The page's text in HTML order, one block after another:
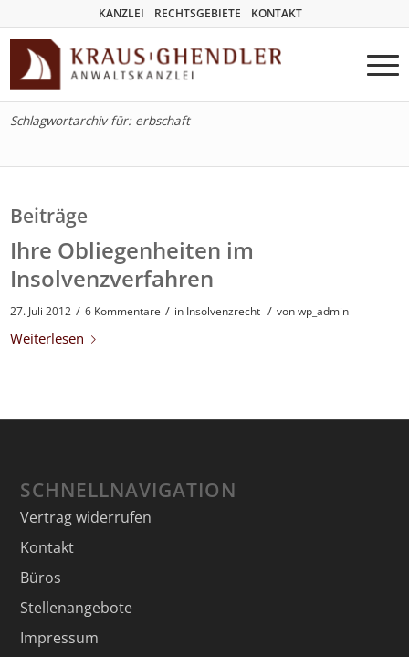
KANZLEI RECHTSGEBIETE KONTAKT
Schlagwortarchiv für: erbschaft
Beiträge
Ihre Obliegenheiten im
Insolvenzverfahren
27. Juli 2012 / 6 Kommentare / in Insolvenzrecht / vonwp_admin
Weiterlesen
SCHNELLNAVIGATION
Vertrag widerrufen
Kontakt
Büros
Stellenangebote
Impressum